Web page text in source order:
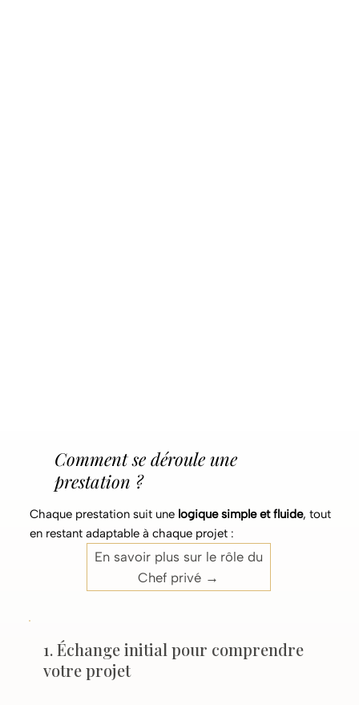
Comment se déroule une
prestation ?
Chaque prestation suit unelogique simple et fluide, tout
en restant adaptable à chaque projet :
En savoir plus sur le rôle du
Chef privé →
1. Échange initial pour comprendre
votre projet